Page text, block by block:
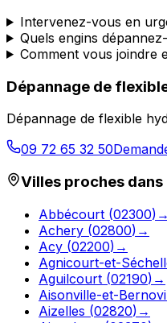
Intervenez-vous en
Quels engins
Comment vous joindre
Dépannage de
Dépannage de flexible
09 72 65 32 50
Villes proches dans
Abbécourt (02300) →
Achery (02800) →
Acy (02200) →
Agnicourt-et-
Aguilcourt (02190) →
Aisonville-et-
Aizelles (02820) →